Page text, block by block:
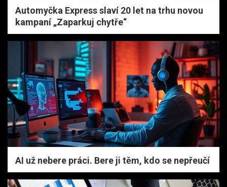
Automyčka Express slaví 20 let na trhu novou
kampaní „Zaparkuj chytře“
AI už nebere práci. Bere ji těm, kdo se nepřeučí